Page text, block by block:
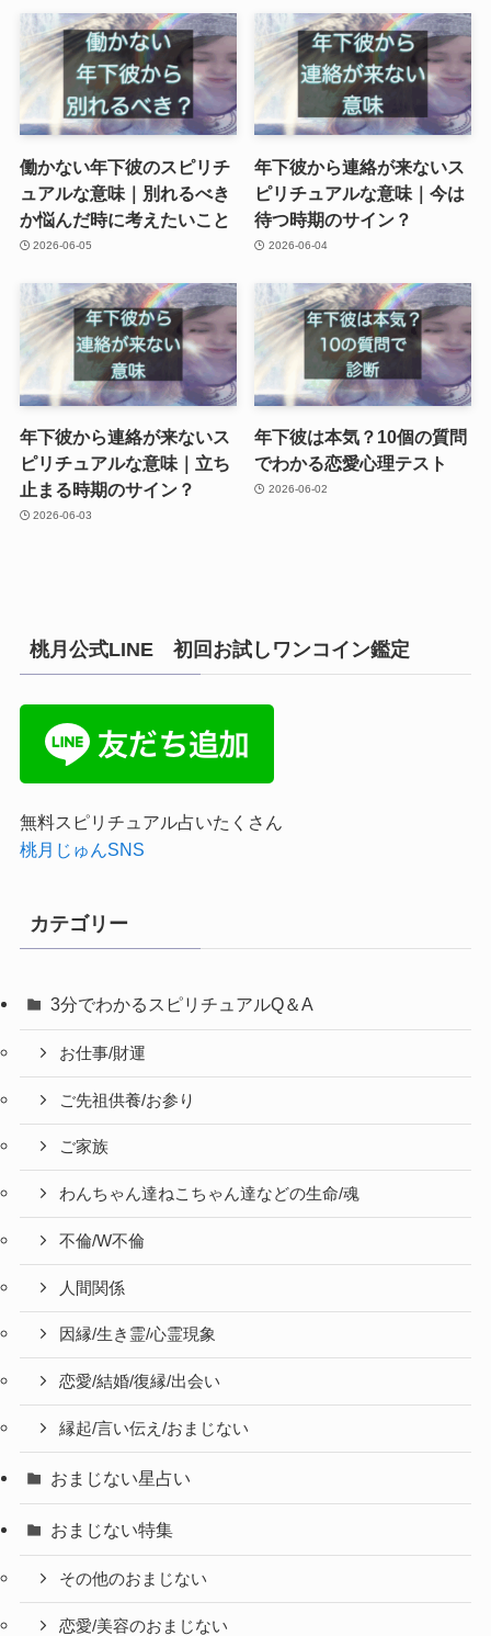
働かない年下彼のスピリチ
ュアルな意味｜別れるべき
か悩んだ時に考えたいこと
2026-06-05
年下彼から連絡が来ないス
ピリチュアルな意味｜今は
待つ時期のサイン？
2026-06-04
年下彼から連絡が来ないス
ピリチュアルな意味｜立ち
止まる時期のサイン？
2026-06-03
年下彼は本気？10個の質問
でわかる恋愛心理テスト
2026-06-02
桃月公式LINE 初回お試しワンコイン鑑定
無料スピリチュアル占いたくさん
桃月じゅんSNS
カテゴリー
3分でわかるスピリチュアルQ＆A
お仕事/財運
ご先祖供養/お参り
ご家族
わんちゃん達ねこちゃん達などの生命/魂
不倫/W不倫
人間関係
因縁/生き霊/心霊現象
恋愛/結婚/復縁/出会い
縁起/言い伝え/おまじない
おまじない星占い
おまじない特集
その他のおまじない
恋愛/美容のおまじない